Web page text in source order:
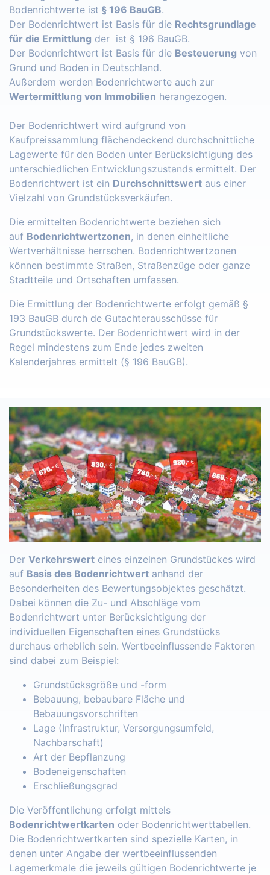
Bodenrichtwerte ist § 196 BauGB.
Der Bodenrichtwert ist Basis für die Rechtsgrundlage
für die Ermittlung der ist § 196 BauGB.
Der Bodenrichtwert ist Basis für die Besteuerung von
Grund und Boden in Deutschland.
Außerdem werden Bodenrichtwerte auch zur
Wertermittlung von Immobilien herangezogen.
Der Bodenrichtwert wird aufgrund von
Kaufpreissammlung flächendeckend durchschnittliche
Lagewerte für den Boden unter Berücksichtigung des
unterschiedlichen Entwicklungszustands ermittelt. Der
Bodenrichtwert ist ein Durchschnittswert aus einer
Vielzahl von Grundstücksverkäufen.
Die ermittelten Bodenrichtwerte beziehen sich
auf Bodenrichtwertzonen, in denen einheitliche
Wertverhältnisse herrschen. Bodenrichtwertzonen
können bestimmte Straßen, Straßenzüge oder ganze
Stadtteile und Ortschaften umfassen.
Die Ermittlung der Bodenrichtwerte erfolgt gemäß §
193 BauGB durch de Gutachterausschüsse für
Grundstückswerte. Der Bodenrichtwert wird in der
Regel mindestens zum Ende jedes zweiten
Kalenderjahres ermittelt (§ 196 BauGB).
Der Verkehrswert eines einzelnen Grundstückes wird
auf Basis des Bodenrichtwert anhand der
Besonderheiten des Bewertungsobjektes geschätzt.
Dabei können die Zu- und Abschläge vom
Bodenrichtwert unter Berücksichtigung der
individuellen Eigenschaften eines Grundstücks
durchaus erheblich sein. Wertbeeinflussende Faktoren
sind dabei zum Beispiel:
Grundstücksgröße und -form
Bebauung, bebaubare Fläche und
Bebauungsvorschriften
Lage (Infrastruktur, Versorgungsumfeld,
Nachbarschaft)
Art der Bepflanzung
Bodeneigenschaften
Erschließungsgrad
Die Veröffentlichung erfolgt mittels
Bodenrichtwertkarten oder Bodenrichtwerttabellen.
Die Bodenrichtwertkarten sind spezielle Karten, in
denen unter Angabe der wertbeeinflussenden
Lagemerkmale die jeweils gültigen Bodenrichtwerte je